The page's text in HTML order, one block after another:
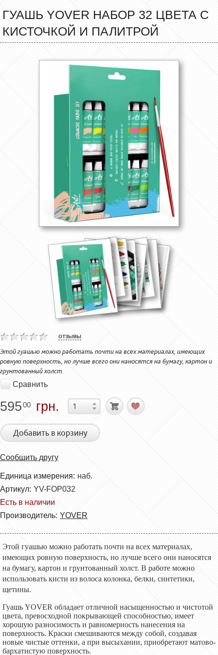
ГУАШЬ YOVER НАБОР 32 ЦВЕТА С
КИСТОЧКОЙ И ПАЛИТРОЙ
отзывы
Этой гуашью можно работать почти на всех материалах, имеющих
ровную поверхность, но лучше всего они наносятся на бумагу, картон и
грунтованный холст.
Сравнить
59500 грн.
Добавить в корзину
Сообщить другу
Единица измерения: наб.
Артикул: YV-FOP032
Есть в наличии
Производитель: YOVER
Этой гуашью можно работать почти на всех материалах,
имеющих ровную поверхность, но лучше всего они наносятся
на бумагу, картон и грунтованный холст. В работе можно
использовать кисти из волоса колонка, белки, синтетики,
щетины.
Гуашь YOVER обладает отличной насыщенностью и чистотой
цвета, превосходной покрывающей способностью, имеет
хорошую разносимость и равномерность нанесения на
поверхность. Краски смешиваются между собой, создавая
новые чистые оттенки, а при высыхании, приобретают матово-
бархатистую поверхность.